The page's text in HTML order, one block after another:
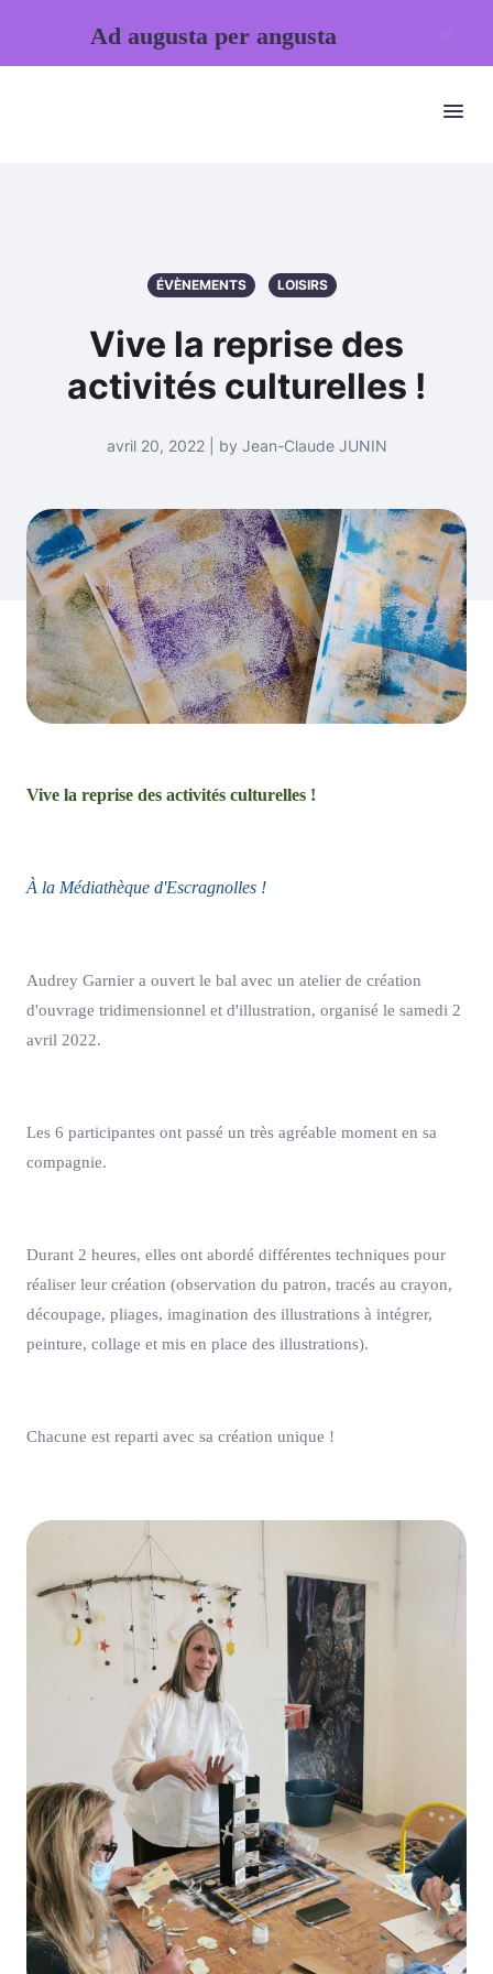
ÉVÈNEMENTS LOISIRS
Vive la reprise des
activités culturelles !
avril 20, 2022 | by Jean-Claude JUNIN
Vive la reprise des activités culturelles !
À la Médiathèque d'Escragnolles !
Audrey Garnier a ouvert le bal avec un atelier de création
d'ouvrage tridimensionnel et d'illustration, organisé le samedi 2
avril 2022.
Les 6 participantes ont passé un très agréable moment en sa
compagnie.
Durant 2 heures, elles ont abordé différentes techniques pour
réaliser leur création (observation du patron, tracés au crayon,
découpage, pliages, imagination des illustrations à intégrer,
peinture, collage et mis en place des illustrations).
Chacune est reparti avec sa création unique !
Ad augusta per angusta